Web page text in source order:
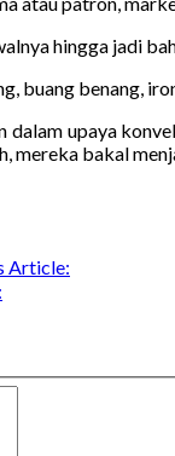
hingga jadi
buang benang,
upaya
mereka bakal
Article: